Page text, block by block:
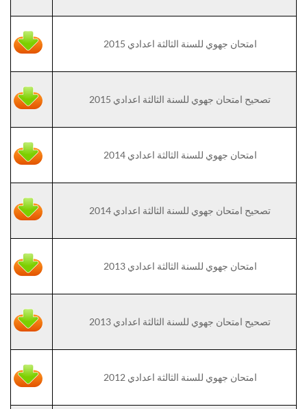
امتحان جهوي للسنة الثالثة اعدادي 2015
تصحيح امتحان جهوي للسنة الثالثة اعدادي 2015
امتحان جهوي للسنة الثالثة اعدادي 2014
تصحيح امتحان جهوي للسنة الثالثة اعدادي 2014
امتحان جهوي للسنة الثالثة اعدادي 2013
تصحيح امتحان جهوي للسنة الثالثة اعدادي 2013
امتحان جهوي للسنة الثالثة اعدادي 2012